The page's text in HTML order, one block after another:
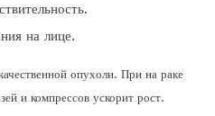
на лице.
опухоли. При на раке
и компрессов ускорит рост.